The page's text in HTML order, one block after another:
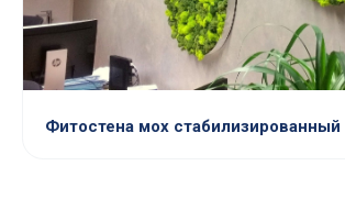
Фитостена мох стабилизированный